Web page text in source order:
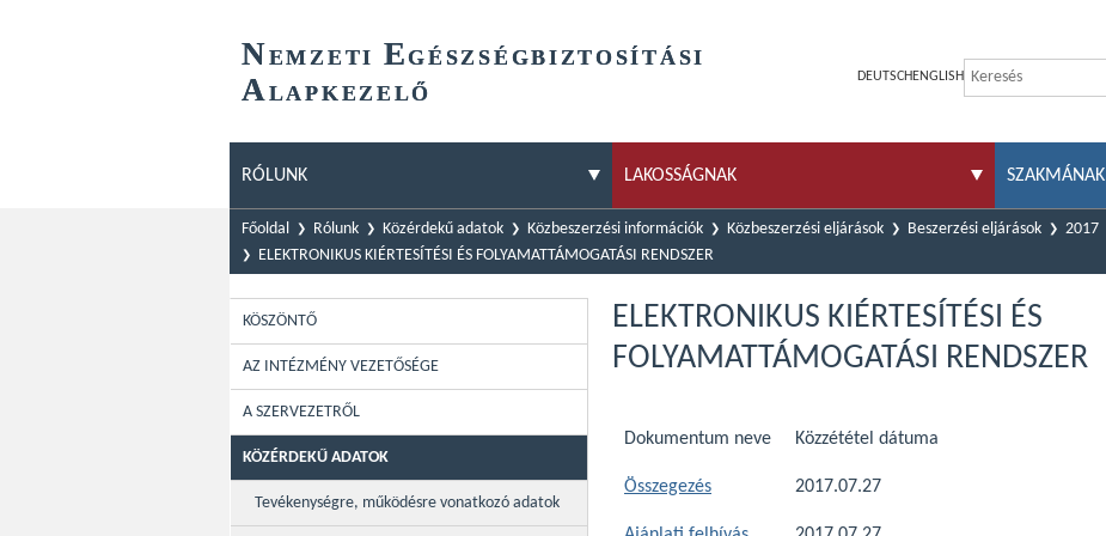
NEMZETI EGÉSZSÉGBIZTOSÍTÁSI
ALAPKEZELŐ
DEUTSCH ENGLISH
RÓLUNK LAKOSSÁGNAK SZAKMÁNAK
Főoldal Rólunk Közérdekű adatok Közbeszerzési információk Közbeszerzési eljárások Beszerzési eljárások
2017
ELEKTRONIKUS KIÉRTESÍTÉSI ÉS FOLYAMATTÁMOGATÁSI RENDSZER
KÖSZÖNTŐ
AZ INTÉZMÉNY VEZETŐSÉGE
A SZERVEZETRŐL
KÖZÉRDEKŰ ADATOK
Tevékenységre, működésre vonatkozó adatok
ELEKTRONIKUS KIÉRTESÍTÉSI ÉS
FOLYAMATTÁMOGATÁSI RENDSZER
Dokumentum neve Közzététel dátuma
Összegezés 2017.07.27